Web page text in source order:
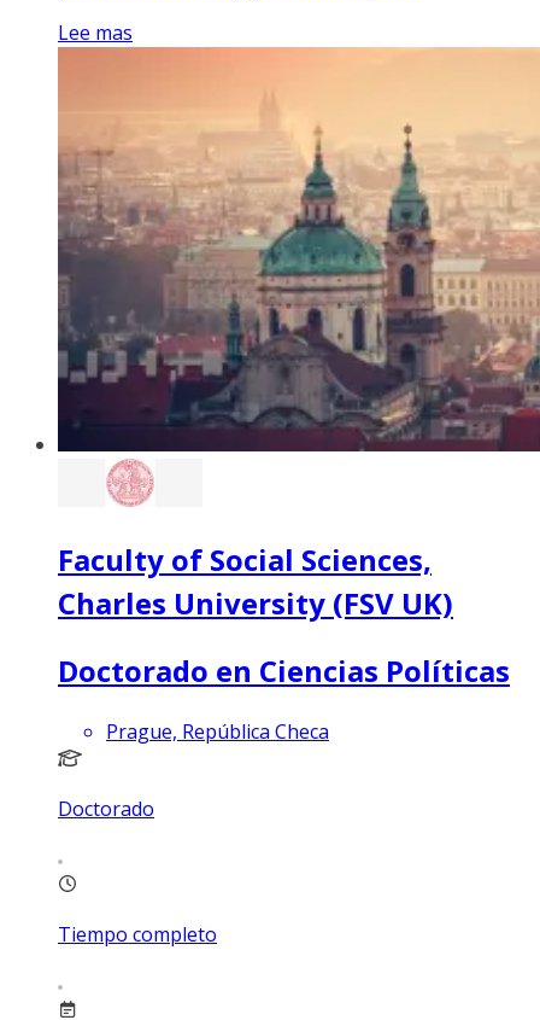
Lee mas
Faculty of Social Sciences,
Charles University (FSV UK)
Doctorado en Ciencias Políticas
Prague, República Checa
Doctorado
Tiempo completo